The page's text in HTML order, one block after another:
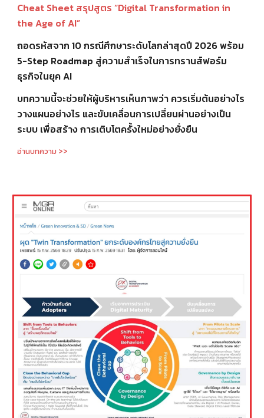
Cheat Sheet สรุปสูตร “Digital Transformation in
the Age of AI”
ถอดรหัสจาก 10 กรณีศึกษาระดับโลกล่าสุดปี 2026 พร้อม
5-Step Roadmap สู่ความสำเร็จในการทรานส์ฟอร์ม
ธุรกิจในยุค AI
บทความนี้จะช่วยให้ผู้บริหารเห็นภาพว่า ควรเริ่มต้นอย่างไร
วางแผนอย่างไร และขับเคลื่อนการเปลี่ยนผ่านอย่างเป็น
ระบบ เพื่อสร้าง การเติบโตครั้งใหม่อย่างยั่งยืน
อ่านบทความ >>